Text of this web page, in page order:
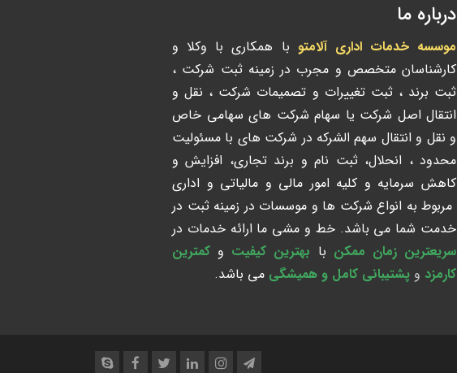
درباره ما
موسسه خدمات اداری آلامتو با همکاری با وکلا و
کارشناسان متخصص و مجرب در زمینه ثبت شرکت ،
ثبت برند ، ثبت تغییرات و تصمیمات شرکت ، نقل و
انتقال اصل شرکت یا سهام شرکت های سهامی خاص
و نقل و انتقال سهم الشرکه در شرکت های با مسئولیت
محدود ، انحلال، ثبت نام و برند تجاری، افزایش و
کاهش سرمایه و کلیه امور مالی و مالیاتی و اداری
مربوط به انواع شرکت ها و موسسات در زمینه ثبت در
خدمت شما می باشد. خط و مشی ما ارائه خدمات در
سریعترین زمان ممکن با بهترین کیفیت و کمترین
کارمزد و پشتیبانی کامل و همیشگی می باشد.